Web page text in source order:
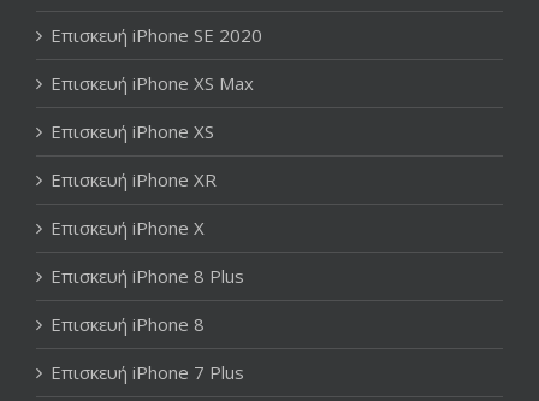
Επισκευή iPhone SE 2020
Επισκευή iPhone XS Max
Επισκευή iPhone XS
Επισκευή iPhone XR
Επισκευή iPhone X
Επισκευή iPhone 8 Plus
Επισκευή iPhone 8
Επισκευή iPhone 7 Plus